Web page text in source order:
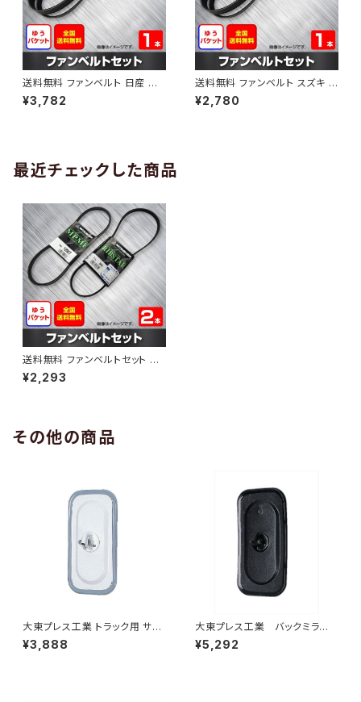
送料無料 ファンベルト 日産 キ
ューブ 型式Z12 H20.11～H24.
10 （国内トップメーカー） 1本 H
¥3,782
送料無料 ファンベルト スズキ ワ
ゴンR 型式MH34S H24.09～
H29.02 （国内トップメーカー）
¥2,780
最近チェックした商品
送料無料 ファンベルトセット ホ
ンダ バモスホビオ 型式HM3 H
15.04～ （国内トップメーカー）
¥2,293
その他の商品
大東プレス工業 トラック用 サイ
ドミラー/バックミラー J08 330
X170 L012 DI-7
¥3,888
大東プレス工業 バックミラーH
400 ｺﾊﾞﾝ L005 黒 J08
330×170 DI-8B
¥5,292